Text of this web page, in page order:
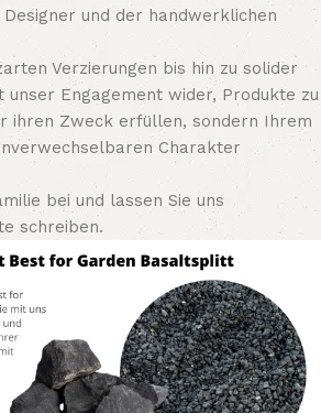
und der handwerklichen
Verzierungen bis hin zu solider
unser Engagement wider, Produkte zu
ihren Zweck erfüllen, sondern Ihrem
Charakter
bei und lassen Sie uns
schreiben.